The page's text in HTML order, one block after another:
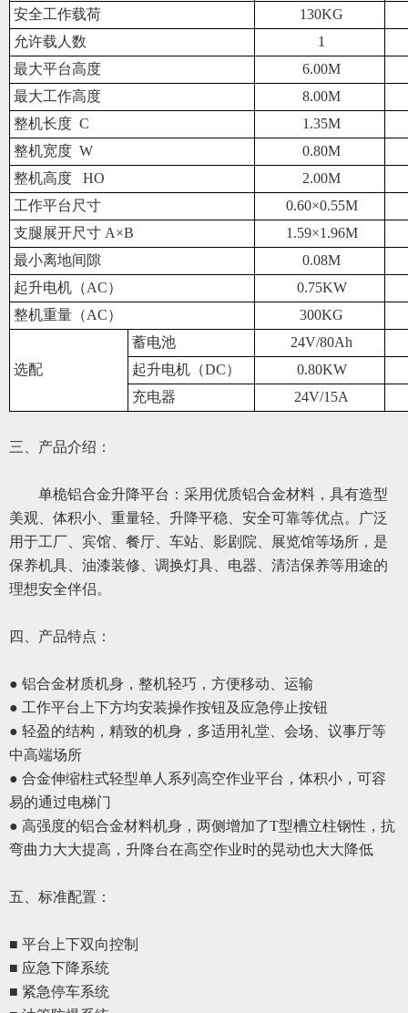
安全工作载荷
130KG
允许载人数
1
最大平台高度
6.00M
最大工作高度
8.00M
整机长度 C
1.35M
整机宽度 W
0.80M
整机高度
HO 2.00M
工作平台尺寸
0.60×0.55M
支腿展开尺寸 A×B
1 .59×1.96M
最小离地间隙
0.08M
起升电机（AC）
0.75KW
整机重量（AC）
300KG
选配
蓄电池 24V/80Ah
起升电机（DC）
0.80KW
充电器
24V/15A
三、产品介绍：
单桅铝合金升降平台：采用优质铝合金材料，具有造型
美观、体积小、重量轻、升降平稳、安全可靠等优点。广泛
用于工厂、宾馆、餐厅、车站、影剧院、展览馆等场所，是
保养机具、油漆装修、调换灯具、电器、清洁保养等用途的
理想安全伴侣。
四、 产品特点：
● 铝合金材质机身，整机轻巧，方便移动、运输
● 工作平台上下方均安装操作按钮及应急停止按钮
● 轻盈的结构，精致的机身，多适用礼堂、会场、议事厅等
中高端场所
● 合金伸缩柱式轻型单人系列高空作业平台，体积小，可容
易的通过电梯门
● 高强度的铝合金材料机身，两侧增加了T型槽立柱钢性，抗
弯曲力大大提高，升降台在高空作业时的晃动也大大降低
五、 标准配置 ：
■ 平台上下双向控制
■ 应急下降系统
■ 紧急停车系统